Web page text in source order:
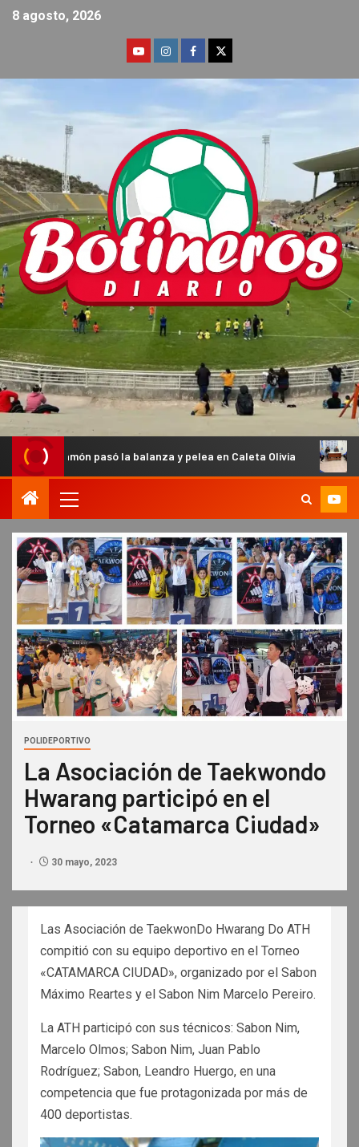
8 agosto, 2026
y pelea en Caleta Olivia Vélez fortalece su
POLIDEPORTIVO
La Asociación de Taekwondo
Hwarang participó en el
Torneo «Catamarca Ciudad»
30 mayo, 2023
Las Asociación de TaekwonDo Hwarang Do ATH
compitió con su equipo deportivo en el Torneo
«CATAMARCA CIUDAD», organizado por el Sabon
Máximo Reartes y el Sabon Nim Marcelo Pereiro.
La ATH participó con sus técnicos: Sabon Nim,
Marcelo Olmos; Sabon Nim, Juan Pablo
Rodríguez; Sabon, Leandro Huergo, en una
competencia que fue protagonizada por más de
400 deportistas.